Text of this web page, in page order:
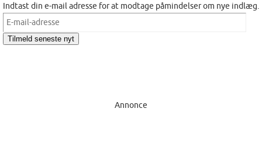
Indtast din e-mail adresse for at modtage påmindelser om nye indlæg.
E-
mail-
adresse
Tilmeld seneste nyt
Annonce